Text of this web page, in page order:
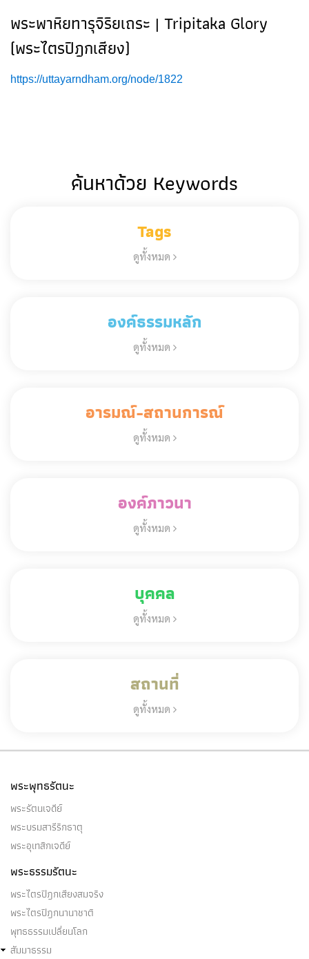
พระพาหิยทารุจิริยเถระ | Tripitaka Glory
(พระไตรปิฎกเสียง)
https://uttayarndham.org/node/1822
ค้นหาด้วย Keywords
Tags
ดูทั้งหมด
องค์ธรรมหลัก
ดูทั้งหมด
อารมณ์-สถานการณ์
ดูทั้งหมด
องค์ภาวนา
ดูทั้งหมด
บุคคล
ดูทั้งหมด
สถานที่
ดูทั้งหมด
พระพุทธรัตนะ
พระรัตนเจดีย์
พระบรมสารีริกธาตุ
พระอุเทสิกเจดีย์
พระธรรมรัตนะ
พระไตรปิฎกเสียงสมจริง
พระไตรปิฎกนานาชาติ
พุทธธรรมเปลี่ยนโลก
สัมมาธรรม